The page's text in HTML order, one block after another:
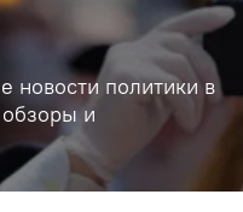
новости политики в
и